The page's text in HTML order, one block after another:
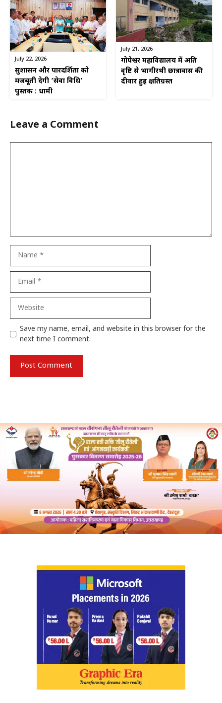
July 22, 2026
सुशासन और पारदर्शिता को
मजबूती देगी ‘सेवा विधि’
पुस्तक : धामी
July 21, 2026
गोपेश्वर महाविद्यालय में अति
वृष्टि से भागीरथी छात्रावास की
दीवार हुई क्षतिग्रस्त
Leave a Comment
Website
Save my name, email, and website in this browser for the
next time I comment.